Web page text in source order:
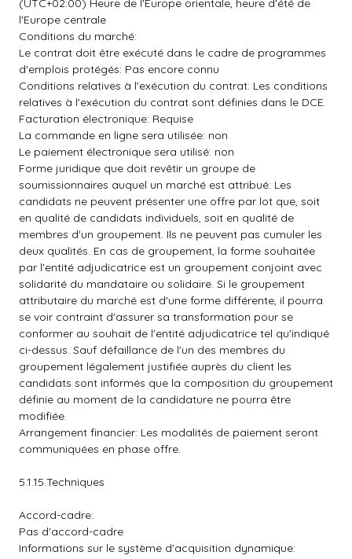
(UTC+02:00) Heure de l'Europe orientale, heure d'été de
l'Europe centrale
Conditions du marché:
Le contrat doit être exécuté dans le cadre de programmes
d'emplois protégés: Pas encore connu
Conditions relatives à l'exécution du contrat: Les conditions
relatives à l'exécution du contrat sont définies dans le DCE.
Facturation électronique: Requise
La commande en ligne sera utilisée: non
Le paiement électronique sera utilisé: non
Forme juridique que doit revêtir un groupe de
soumissionnaires auquel un marché est attribué: Les
candidats ne peuvent présenter une offre par lot que, soit
en qualité de candidats individuels, soit en qualité de
membres d'un groupement. Ils ne peuvent pas cumuler les
deux qualités. En cas de groupement, la forme souhaitée
par l'entité adjudicatrice est un groupement conjoint avec
solidarité du mandataire ou solidaire. Si le groupement
attributaire du marché est d'une forme différente, il pourra
se voir contraint d'assurer sa transformation pour se
conformer au souhait de l'entité adjudicatrice tel qu'indiqué
ci-dessus. Sauf défaillance de l'un des membres du
groupement légalement justifiée auprès du client les
candidats sont informés que la composition du groupement
définie au moment de la candidature ne pourra être
modifiée.
Arrangement financier: Les modalités de paiement seront
communiquées en phase offre.
5.1.15.Techniques
Accord-cadre:
Pas d'accord-cadre
Informations sur le système d'acquisition dynamique: